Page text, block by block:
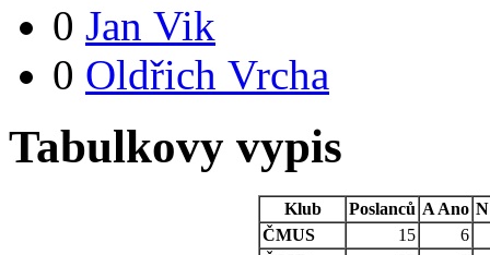
0 Jan Vik
0 Oldřich Vrcha
Tabulkovy vypis
Klub Poslanců A Ano N
ČMUS
15
6